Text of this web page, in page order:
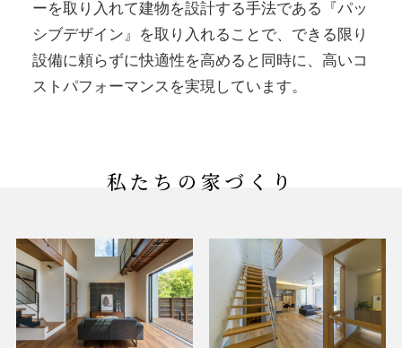
ーを取り入れて建物を設計する手法である『パッ
シブデザイン』を取り入れることで、できる限り
設備に頼らずに快適性を高めると同時に、高いコ
ストパフォーマンスを実現しています。
私たちの家づくり